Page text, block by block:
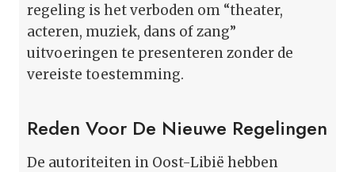
regeling is het verboden om “theater,
acteren, muziek, dans of zang”
uitvoeringen te presenteren zonder de
vereiste toestemming.
Reden Voor De Nieuwe Regelingen
De autoriteiten in Oost-Libië hebben